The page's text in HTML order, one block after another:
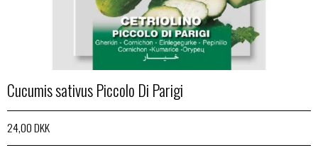
Cucumis sativus Piccolo Di Parigi
24,00 DKK